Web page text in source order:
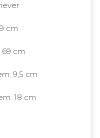
cm
69 cm
9,5 cm
18 cm